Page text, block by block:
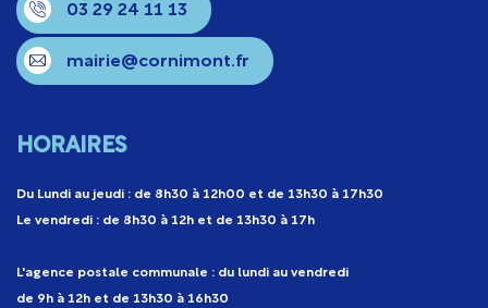
03 29 24 11 13
mairie@cornimont.fr
HORAIRES
Du Lundi au jeudi : de 8h30 à 12h00 et de 13h30 à 17h30
Le vendredi : de 8h30 à 12h et de 13h30 à 17h
L'agence postale communale : du lundi au vendredi
de 9h à 12h et de 13h30 à 16h30